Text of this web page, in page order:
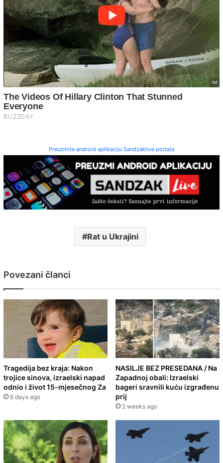
Preuzmite android aplikaciju Sandzaklive portala
Rat u Ukrajini
Povezani članci
Tragedija bez kraja: Nakon
trojice sinova, izraelski napad
odnio i život 15-mjesečnog Za
6 days ago
NASILJE BEZ PRESEDANA / Na
Zapadnoj obali: Izraelski
bageri sravnili kuću izgrađenu
prij
2 weeks ago